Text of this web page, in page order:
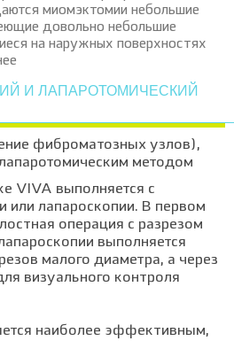
миомэктомии небольшие
довольно небольшие
на наружных поверхностях
И ЛАПАРОТОМИЧЕСКИЙ
VIVA выполняется с
лапароскопии. В первом
операция с разрезом
выполняется
малого диаметра, а через
визуального контроля
наиболее эффективным,